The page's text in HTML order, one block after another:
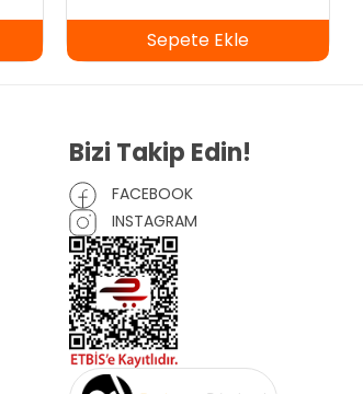
Sepete Ekle
Bizi Takip Edin!
FACEBOOK
INSTAGRAM